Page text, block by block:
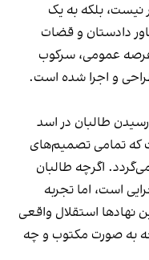
بلکه به یک
دادستان و قضات
عمومی، سرکوب
و اجرا شده است.
رسیدن طالبان در اسد
که تمامی تصمیم‌های
اگرچه طالبان
است، اما تجربه
استقلال واقعی
چه به صورت مکتوب و چه